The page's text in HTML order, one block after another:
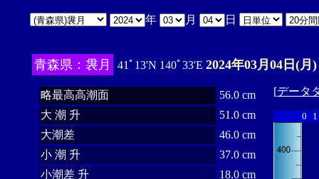
年 月 日
青森県：袰月 41ﾟ13'N 140ﾟ33'E 2024年03月04日(月)
略最高高潮面
56.0 cm
大 潮 升
51.0 cm
大潮差
46.0 cm
小 潮 升
37.0 cm
小潮差 升
18.0 cm
[データ
0 1